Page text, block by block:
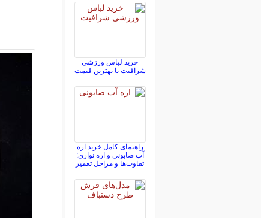
خرید لباس ورزشی
شرافیت با بهترین قیمت
راهنمای کامل خرید اره
آب صابونی و اره نواری:
تفاوت‌ها و مراحل تعمیر